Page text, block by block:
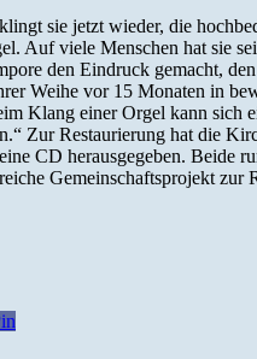
sie jetzt wieder, die
Auf viele Menschen hat sie
den Eindruck gemacht,
Weihe vor 15 Monaten in
Klang einer Orgel kann sich
Zur Restaurierung hat die
CD herausgegeben. Beide
Gemeinschaftsprojekt zur